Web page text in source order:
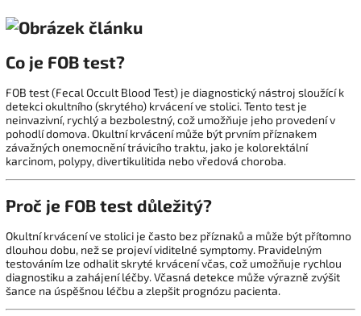
Co je FOB test?
FOB test (Fecal Occult Blood Test) je diagnostický nástroj sloužící k
detekci okultního (skrytého) krvácení ve stolici.Tento test je
neinvazivní, rychlý a bezbolestný, což umožňuje jeho provedení v
pohodlí domova.Okultní krvácení může být prvním příznakem
závažných onemocnění trávicího traktu, jako je kolorektální
karcinom, polypy, divertikulitida nebo vředová choroba.
Proč je FOB test důležitý?
Okultní krvácení ve stolici je často bez příznaků a může být přítomno
dlouhou dobu, než se projeví viditelné symptomy. Pravidelným
testováním lze odhalit skryté krvácení včas, což umožňuje rychlou
diagnostiku a zahájení léčby.Včasná detekce může výrazně zvýšit
šance na úspěšnou léčbu a zlepšit prognózu pacienta.